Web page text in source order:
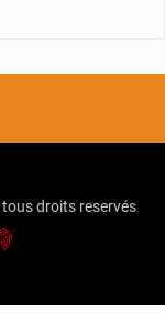
tous droits reservés